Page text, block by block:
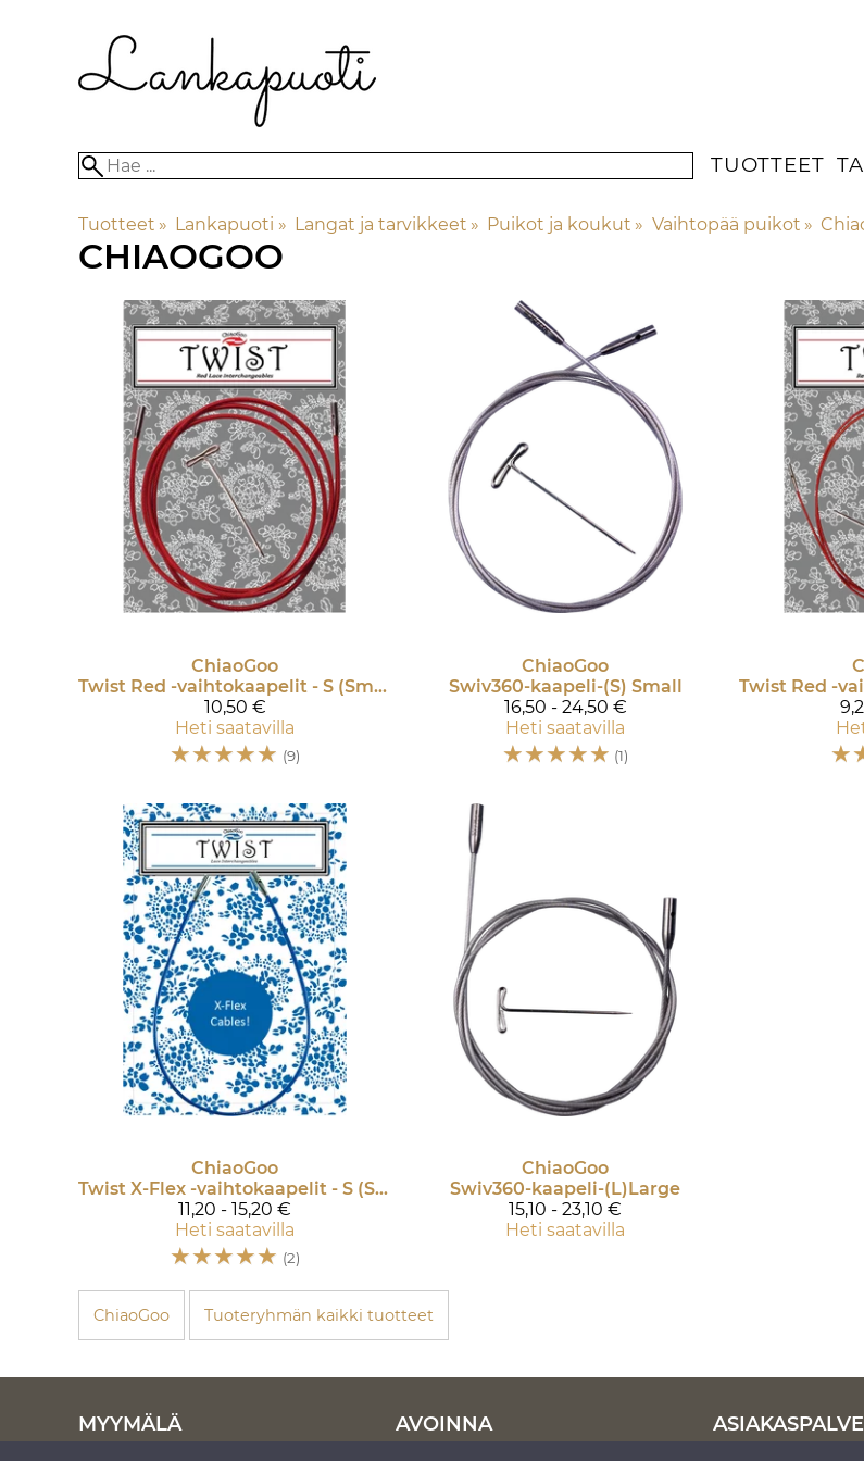
TUOTTEET
Tuotteet ‪» Lankapuoti ‪» Langat ja tarvikkeet ‪» Puikot ja koukut ‪» Vaihtopää puikot ‪»
CHIAOGOO
ChiaoGoo
Twist Red -vaihtokaapelit - S (Small)
10,50 €
Heti saatavilla
☆☆☆☆☆ (9)
ChiaoGoo
Swiv360-kaapeli-(S) Small
16,50 - 24,50 €
Heti saatavilla
☆☆☆☆☆ (1) ☆
ChiaoGoo
Twist X-Flex -vaihtokaapelit - S (Small)
11,20 - 15,20 €
Heti saatavilla
☆☆☆☆☆ (2)
ChiaoGoo
Swiv360-kaapeli-(L)Large
15,10 - 23,10 €
Heti saatavilla
ChiaoGoo Tuoteryhmän kaikki tuotteet
MYYMÄLÄ AVOINNA